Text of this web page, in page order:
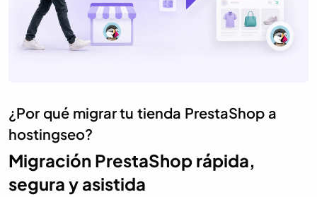
¿Por qué migrar tu tienda PrestaShop a
hostingseo?
Migración PrestaShop rápida,
segura y asistida